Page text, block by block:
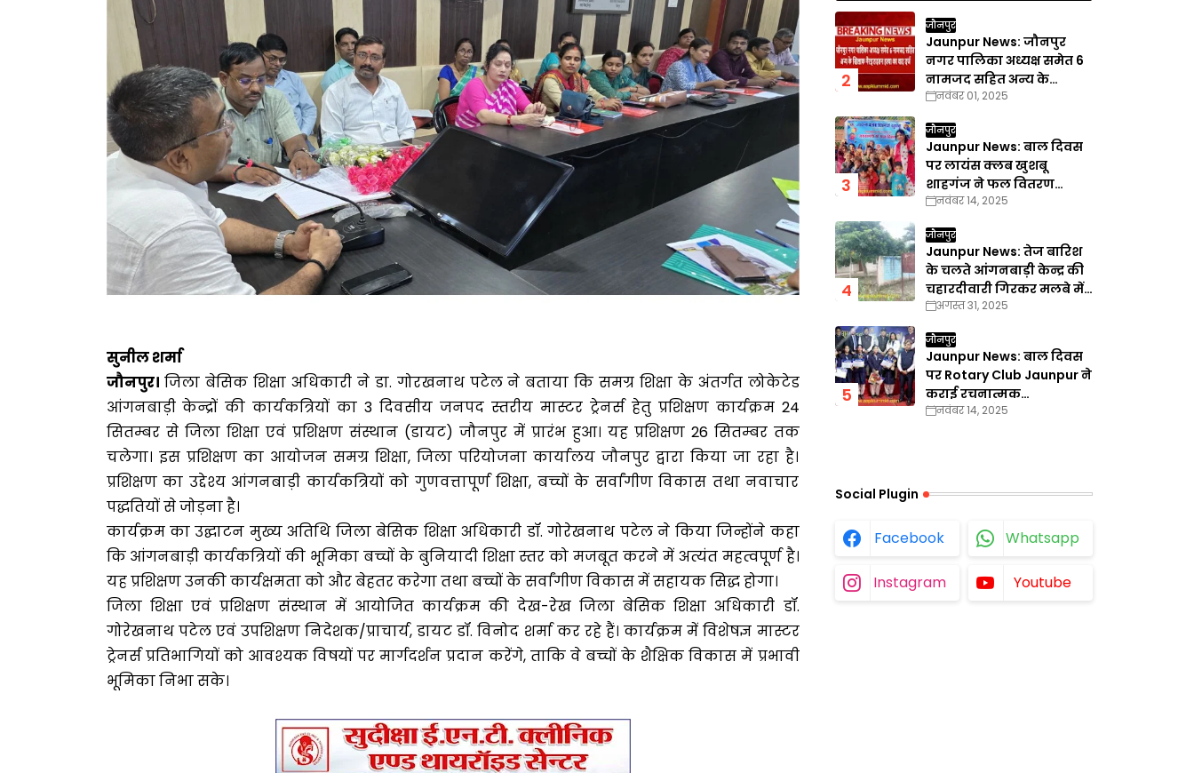
सुनील शर्मा
जौनपुर। जिला बेसिक शिक्षा अधिकारी ने डा. गोरखनाथ पटेल ने बताया कि समग्र शिक्षा के अंतर्गत लोकेटेड
आंगनबाड़ी केन्द्रों की कार्यकत्रियों का 3 दिवसीय जनपद स्तरीय मास्टर ट्रेनर्स हेतु प्रशिक्षण कार्यक्रम 24
सितम्बर से जिला शिक्षा एवं प्रशिक्षण संस्थान (डायट) जौनपुर में प्रारंभ हुआ। यह प्रशिक्षण 26 सितम्बर तक
चलेगा। इस प्रशिक्षण का आयोजन समग्र शिक्षा, जिला परियोजना कार्यालय जौनपुर द्वारा किया जा रहा है।
प्रशिक्षण का उद्देश्य आंगनबाड़ी कार्यकत्रियों को गुणवत्तापूर्ण शिक्षा, बच्चों के सर्वांगीण विकास तथा नवाचार
पद्धतियों से जोड़ना है।
कार्यक्रम का उद्घाटन मुख्य अतिथि जिला बेसिक शिक्षा अधिकारी डॉ. गोरेखनाथ पटेल ने किया जिन्होंने कहा
कि आंगनबाड़ी कार्यकत्रियों की भूमिका बच्चों के बुनियादी शिक्षा स्तर को मजबूत करने में अत्यंत महत्वपूर्ण है।
यह प्रशिक्षण उनकी कार्यक्षमता को और बेहतर करेगा तथा बच्चों के सर्वांगीण विकास में सहायक सिद्ध होगा।
जिला शिक्षा एवं प्रशिक्षण संस्थान में आयोजित कार्यक्रम की देख-रेख जिला बेसिक शिक्षा अधिकारी डॉ.
गोरेखनाथ पटेल एवं उपशिक्षण निदेशक/प्राचार्य, डायट डॉ. विनोद शर्मा कर रहे हैं। कार्यक्रम में विशेषज्ञ मास्टर
ट्रेनर्स प्रतिभागियों को आवश्यक विषयों पर मार्गदर्शन प्रदान करेंगे, ताकि वे बच्चों के शैक्षिक विकास में प्रभावी
भूमिका निभा सके।
जौनपुर
Jaunpur News: जौनपुर
नगर पालिका अध्यक्ष समेत 6
नामजद सहित अन्य के
खिलाफ गैरइरादतन हत्या का
नवंबर 01, 2025
जौनपुर
Jaunpur News: बाल दिवस
पर लायंस क्लब खुशबू
शाहगंज ने फल वितरण
कार्यक्रम का किया आयोजन
नवंबर 14, 2025
जौनपुर
Jaunpur News: तेज बारिश
के चलते आंगनबाड़ी केन्द्र की
चहारदीवारी गिरकर मलबे में
तब्दील
अगस्त 31, 2025
जौनपुर
Jaunpur News: बाल दिवस
पर Rotary Club Jaunpur ने
कराई रचनात्मक
प्रतियोगिताएँ
नवंबर 14, 2025
Social Plugin
Facebook Whatsapp
Instagram Youtube